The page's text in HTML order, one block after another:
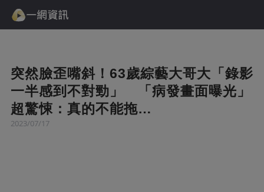
突然臉歪嘴斜！63歲綜藝大哥大「錄影
一半感到不對勁」 「病發畫面曝光」
超驚悚：真的不能拖…
2023/07/17